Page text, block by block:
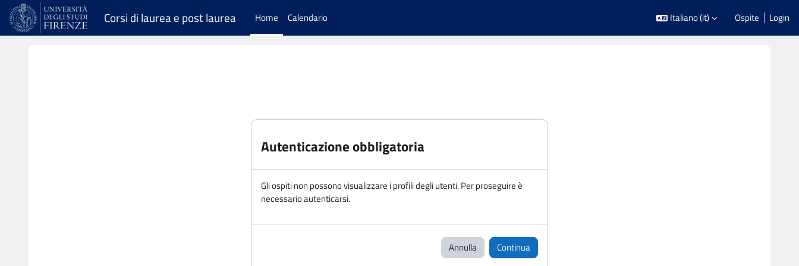
Vai al contenuto principale
Corsi di laurea e post laurea Home Calendario Italiano ‎(it)‎ Ospite Login
Autenticazione obbligatoria
Gli ospiti non possono visualizzare i profili degli utenti. Per proseguire è
necessario autenticarsi.
Annulla Continua